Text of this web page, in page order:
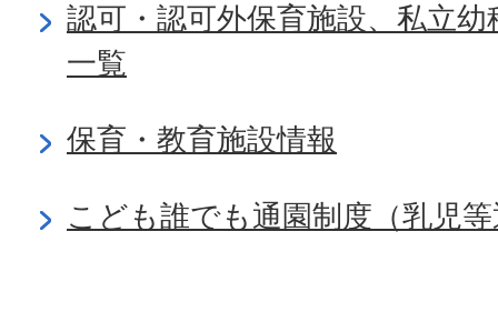
認可・認可外保育施設、私立
一覧
保育・教育施設情報
こども誰でも通園制度（乳児